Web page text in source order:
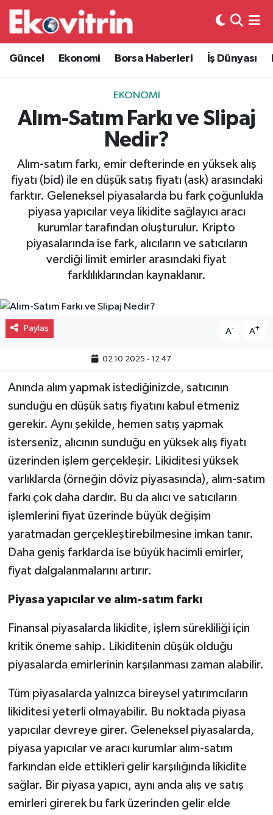
Güncel Ekonomi Borsa Haberleri İş Dünyası
EKONOMI
Alım-Satım Farkı ve Slipaj
Nedir?
Alım-satım farkı, emir defterinde en yüksek alış
fiyatı (bid) ile en düşük satış fiyatı (ask) arasındaki
farktır. Geleneksel piyasalarda bu fark çoğunlukla
piyasa yapıcılar veya likidite sağlayıcı aracı
kurumlar tarafından oluşturulur. Kripto
piyasalarında ise fark, alıcıların ve satıcıların
verdiği limit emirler arasındaki fiyat
farklılıklarından kaynaklanır.
Paylaş A- A+
02.10.2025 - 12:47
Anında alım yapmak istediğinizde, satıcının
sunduğu en düşük satış fiyatını kabul etmeniz
gerekir. Aynı şekilde, hemen satış yapmak
isterseniz, alıcının sunduğu en yüksek alış fiyatı
üzerinden işlem gerçekleşir. Likiditesi yüksek
varlıklarda (örneğin döviz piyasasında), alım-satım
farkı çok daha dardır. Bu da alıcı ve satıcıların
işlemlerini fiyat üzerinde büyük değişim
yaratmadan gerçekleştirebilmesine imkan tanır.
Daha geniş farklarda ise büyük hacimli emirler,
fiyat dalgalanmalarını artırır.
Piyasa yapıcılar ve alım-satım farkı
Finansal piyasalarda likidite, işlem sürekliliği için
kritik öneme sahip. Likiditenin düşük olduğu
piyasalarda emirlerinin karşılanması zaman alabilir.
Tüm piyasalarda yalnızca bireysel yatırımcıların
likiditesi yeterli olmayabilir. Bu noktada piyasa
yapıcılar devreye girer. Geleneksel piyasalarda,
piyasa yapıcılar ve aracı kurumlar alım-satım
farkından elde ettikleri gelir karşılığında likidite
sağlar. Bir piyasa yapıcı, aynı anda alış ve satış
emirleri girerek bu fark üzerinden gelir elde
Güncel
Ekonomi
Borsa Haberleri
Lojistik
Otovitrin
Asayiş
Magazin
Spor
Hava Durumu
Trafik Durumu
Süper Lig Puan Durumu ve Fikstür
Son Dakika Haberleri
Haber Arşivi